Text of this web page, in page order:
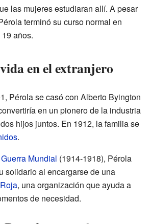
las mujeres estudiaran allí. A pesar
terminó su curso normal en
años.
en el extranjero
Pérola se casó con Alberto Byington
en un pionero de la industria
hijos juntos. En 1912, la familia se
.
Mundial (1914-1918), Pérola
solidario al encargarse de una
, una organización que ayuda a
de necesidad.